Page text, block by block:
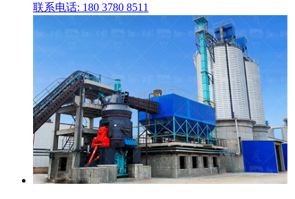
联系电话: 180 3780 8511